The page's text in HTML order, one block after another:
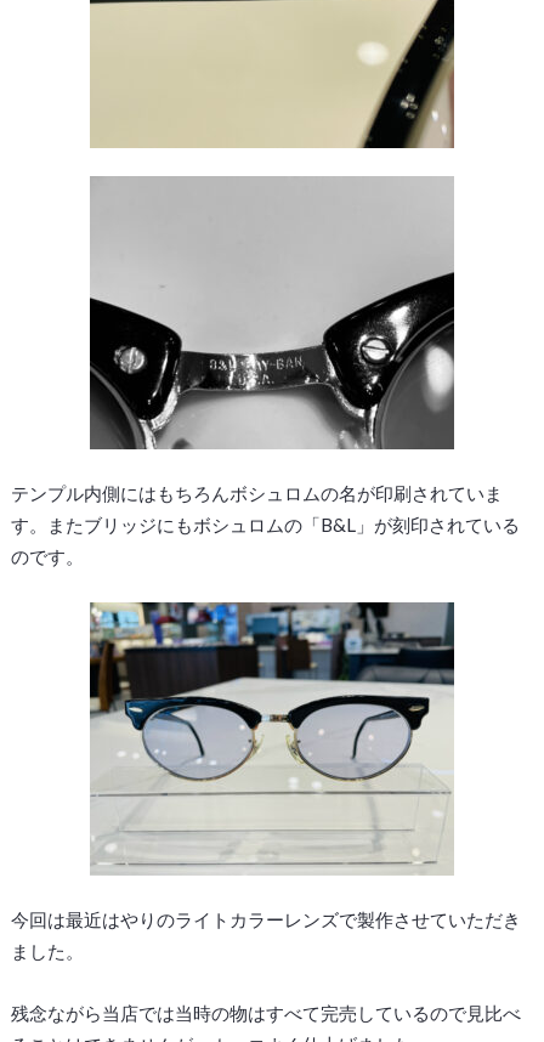
テンプル内側にはもちろんボシュロムの名が印刷されていま
す。またブリッジにもボシュロムの「B&L」が刻印されている
のです。
今回は最近はやりのライトカラーレンズで製作させていただき
ました。
残念ながら当店では当時の物はすべて完売しているので見比べ